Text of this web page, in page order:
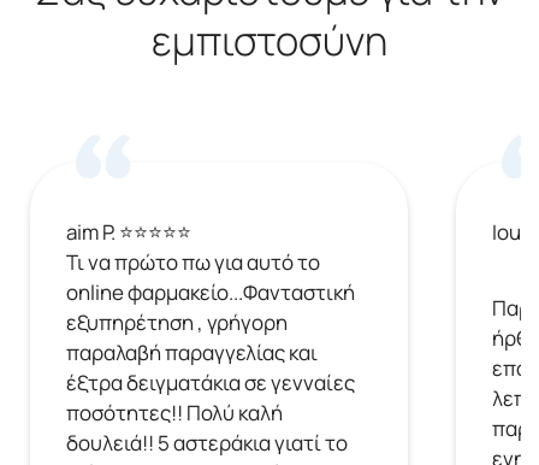
εμπιστοσύνη
aim P. ⭐⭐⭐⭐⭐
Τι να πρώτο πω για αυτό το
online φαρμακείο...Φανταστική
εξυπηρέτηση , γρήγορη
παραλαβή παραγγελίας και
έξτρα δειγματάκια σε γενναίες
ποσότητες!! Πολύ καλή
δουλειά!! 5 αστεράκια γιατί το
Ioulia